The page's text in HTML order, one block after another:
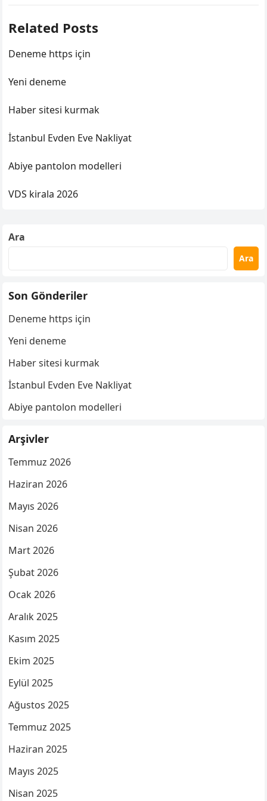
Related Posts
Deneme https için
Yeni deneme
Haber sitesi kurmak
İstanbul Evden Eve Nakliyat
Abiye pantolon modelleri
VDS kirala 2026
Ara
Ara
Son Gönderiler
Deneme https için
Yeni deneme
Haber sitesi kurmak
İstanbul Evden Eve Nakliyat
Abiye pantolon modelleri
Arşivler
Temmuz 2026
Haziran 2026
Mayıs 2026
Nisan 2026
Mart 2026
Şubat 2026
Ocak 2026
Aralık 2025
Kasım 2025
Ekim 2025
Eylül 2025
Ağustos 2025
Temmuz 2025
Haziran 2025
Mayıs 2025
Nisan 2025